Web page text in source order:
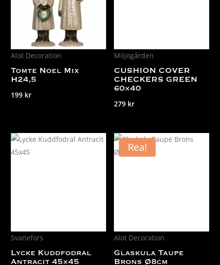
Alot Decoration
Tomte Noel Mix
H24,5
199 kr
Miljögården
CUSHION COVER
CHECKERS GREEN
60×40
279 kr
Svanefors
Lycke Kuddfodral
Antracit 45×45
Rea!
Alot Decoration
Glaskula Taupe
Brons Ø8cm